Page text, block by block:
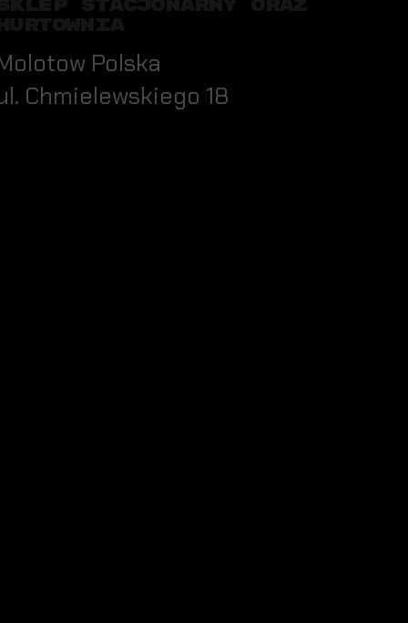
Polska
Chmielewskiego 18